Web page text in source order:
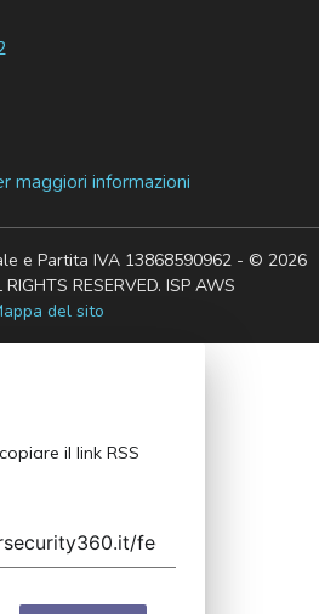
maggiori informazioni
e Partita IVA 13868590962 - © 2026
RESERVED. ISP AWS
del sito
il link RSS